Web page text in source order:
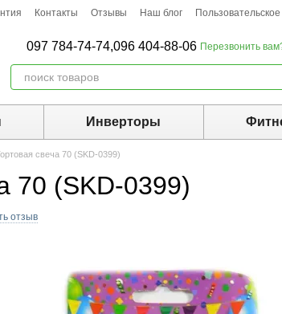
Контакты Отзывы Наш блог
097 784-74-74,096 404-88-06 Перезвонить
Инверторы
свеча 70 (SKD-0399)
70 (SKD-0399)
отзыв